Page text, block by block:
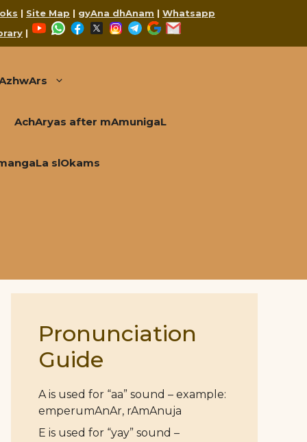
| Site Map | gyAna dhAnam | Whatsapp
|
YouTubeWhatsApp
Facebook
X Instagram
Telegram
Google
AchAryas after mAmunigaL
slOkams
Pronunciation
Guide
A is used for “aa” sound – example:
emperumAnAr, rAmAnuja
E is used for “yay” sound –